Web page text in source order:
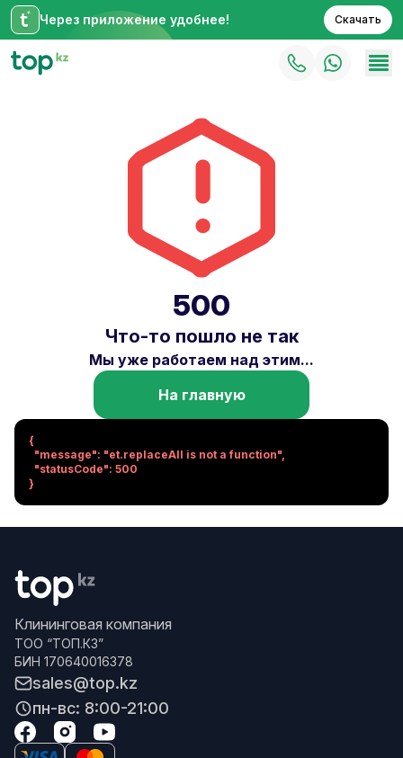
Через приложение удобнее! Скачать
500
Что-то пошло не так
Мы уже работаем над этим...
На главную
{
}
Клининговая компания
ТОО “ТОП.КЗ”
БИН 170640016378
sales@top.kz
пн-вс: 8:00-21:00